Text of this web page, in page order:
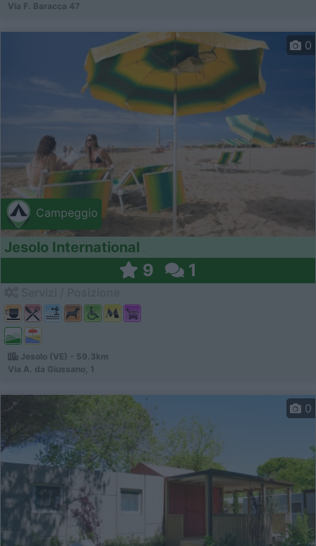
Via F. Baracca 47
Campeggio
0
Jesolo International
9 1
Jesolo (VE) - 59.3km
Via A. da Giussano, 1
0